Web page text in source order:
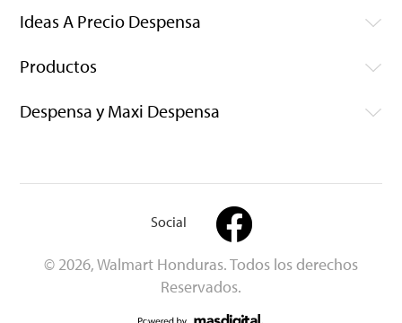
Ideas A Precio Despensa
Productos
Despensa y Maxi Despensa
Social
© 2026, Walmart Honduras. Todos los derechos
Reservados.